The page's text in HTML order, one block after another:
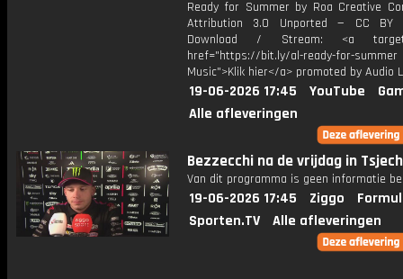
Ready for Summer by Roa Creative
Attribution 3.0 Unported — CC BY
Download / Stream: <a
href="https://bit.ly/al-ready-for-summer
Music">Klik hier</a> promoted by Audio
19-06-2026 17:45 YouTube
Alle afleveringen
Bezzecchi na de vrijdag in
Van dit programma is geen informatie
19-06-2026 17:45 Ziggo
Sporten.TV
Alle afleveringen